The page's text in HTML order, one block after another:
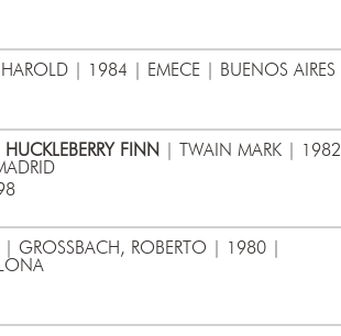
| 1984 | EMECE | BUENOS AIRES
FINN
| TWAIN MARK | 1982
| GROSSBACH, ROBERTO | 1980 |